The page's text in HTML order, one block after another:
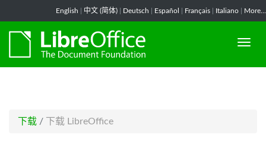
English 中文 (简体) Deutsch Español Français Italiano More...
下载 / 下载 LibreOffice